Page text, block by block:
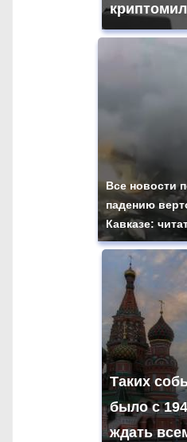
Все новости
падению
Кавказе:
Таких
было с
ждать